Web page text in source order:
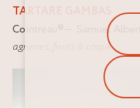
TARTARE GAMBAS
Cointreau
Samuel Albert
agrumes
fruits à coque